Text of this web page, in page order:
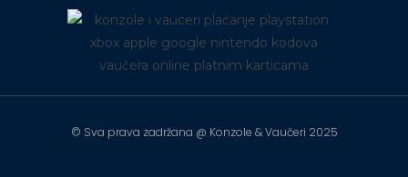
© Sva prava zadržana @ Konzole & Vaučeri 2025